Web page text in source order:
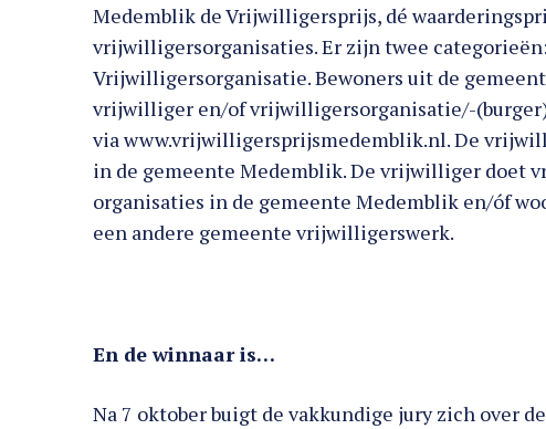
Medemblik de Vrijwilligersprijs, dé
vrijwilligersorganisaties. Er zijn twee
Vrijwilligersorganisatie. Bewoners uit de
vrijwilliger en/of vrijwilligersorganisatie/-
via www.vrijwilligersprijsmedemblik.nl. De
in de gemeente Medemblik. De vrijwilliger doet
organisaties in de gemeente Medemblik en/óf
een andere gemeente vrijwilligerswerk.
En de winnaar is…
Na 7 oktober buigt de vakkundige jury zich over